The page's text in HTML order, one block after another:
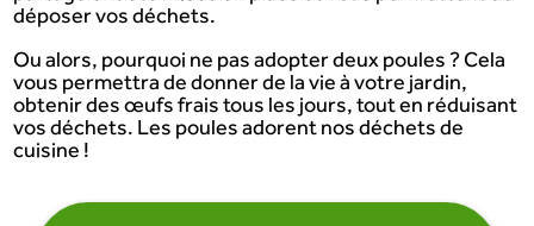
déposer vos déchets.
Ou alors, pourquoi ne pas adopter deux poules ? Cela
vous permettra de donner de la vie à votre jardin,
obtenir des œufs frais tous les jours, tout en réduisant
vos déchets. Les poules adorent nos déchets de
cuisine !